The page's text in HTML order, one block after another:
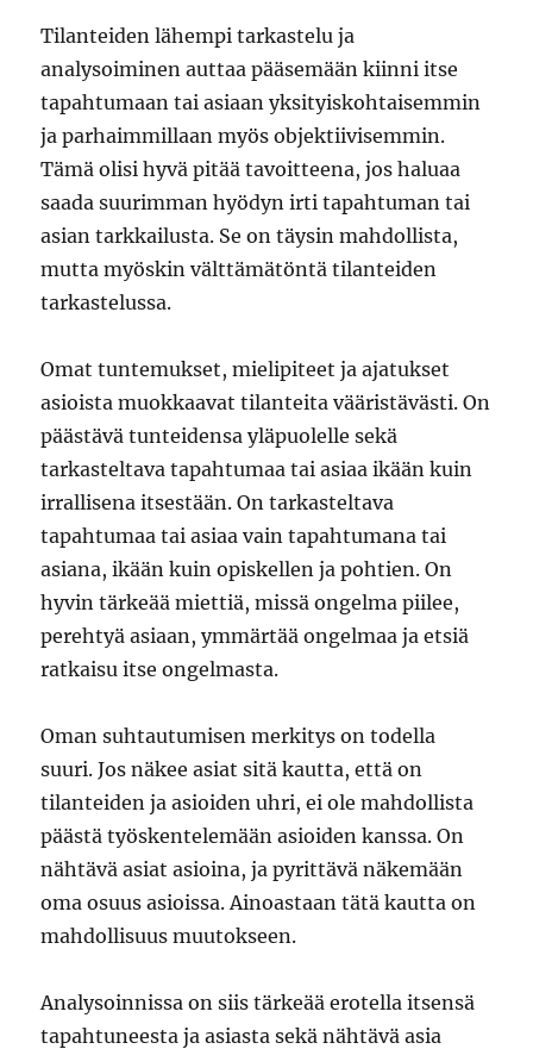
Tilanteiden lähempi tarkastelu ja
analysoiminen auttaa pääsemään kiinni itse
tapahtumaan tai asiaan yksityiskohtaisemmin
ja parhaimmillaan myös objektiivisemmin.
Tämä olisi hyvä pitää tavoitteena, jos haluaa
saada suurimman hyödyn irti tapahtuman tai
asian tarkkailusta. Se on täysin mahdollista,
mutta myöskin välttämätöntä tilanteiden
tarkastelussa.
Omat tuntemukset, mielipiteet ja ajatukset
asioista muokkaavat tilanteita vääristävästi. On
päästävä tunteidensa yläpuolelle sekä
tarkasteltava tapahtumaa tai asiaa ikään kuin
irrallisena itsestään. On tarkasteltava
tapahtumaa tai asiaa vain tapahtumana tai
asiana, ikään kuin opiskellen ja pohtien. On
hyvin tärkeää miettiä, missä ongelma piilee,
perehtyä asiaan, ymmärtää ongelmaa ja etsiä
ratkaisu itse ongelmasta.
Oman suhtautumisen merkitys on todella
suuri. Jos näkee asiat sitä kautta, että on
tilanteiden ja asioiden uhri, ei ole mahdollista
päästä työskentelemään asioiden kanssa. On
nähtävä asiat asioina, ja pyrittävä näkemään
oma osuus asioissa. Ainoastaan tätä kautta on
mahdollisuus muutokseen.
Analysoinnissa on siis tärkeää erotella itsensä
tapahtuneesta ja asiasta sekä nähtävä asia